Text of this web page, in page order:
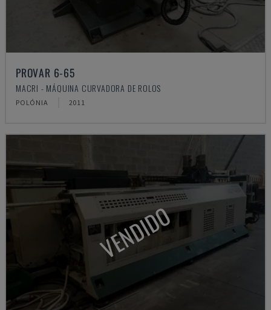
PROVAR 6-65
MACRI - MÁQUINA CURVADORA DE ROLOS
POLÓNIA 2011
VENDIDO